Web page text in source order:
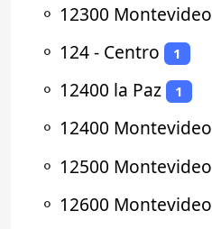
⚬ 12300 Montevideo
⚬ 124 - Centro 1
⚬ 12400 la Paz 1
⚬ 12400 Montevideo
⚬ 12500 Montevideo
⚬ 12600 Montevideo